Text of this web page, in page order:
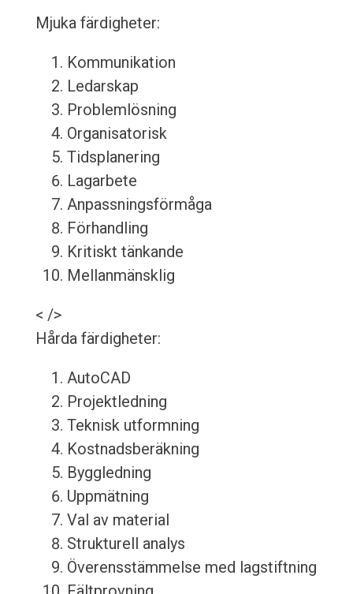
Mjuka färdigheter:
Kommunikation
Ledarskap
Problemlösning
Organisatorisk
Tidsplanering
Lagarbete
Anpassningsförmåga
Förhandling
Kritiskt tänkande
Mellanmänsklig
< />
Hårda färdigheter:
AutoCAD
Projektledning
Teknisk utformning
Kostnadsberäkning
Byggledning
Uppmätning
Val av material
Strukturell analys
Överensstämmelse med lagstiftning